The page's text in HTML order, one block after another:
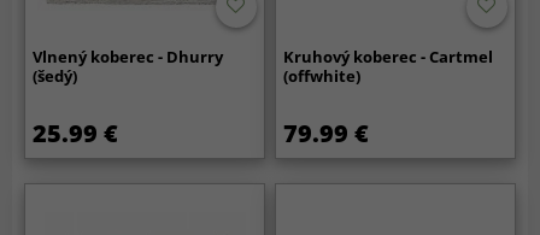
Vlnený koberec - Dhurry
(šedý)
25.99 €
Kruhový koberec - Cartmel
(offwhite)
79.99 €